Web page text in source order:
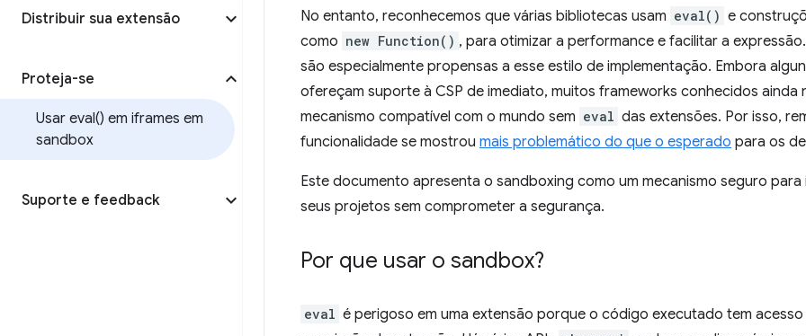
Distribuir sua extensão
Proteja-se
Usar eval() em iframes em
sandbox
Suporte e feedback
No entanto, reconhecemos que várias bibliotecas usam eval() e
como new Function() , para otimizar a performance e facilitar a
são especialmente propensas a esse estilo de implementação. Embora
ofereçam suporte à CSP de imediato, muitos frameworks conhecidos ainda
mecanismo compatível com o mundo sem eval das extensões. Por isso,
funcionalidade se mostrou mais problemático do que o esperado para os
Este documento apresenta o sandboxing como um mecanismo seguro
seus projetos sem comprometer a segurança.
Por que usar o sandbox?
eval é perigoso em uma extensão porque o código executado tem